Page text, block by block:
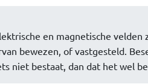
en magnetische
bewezen, of vastgesteld.
niet bestaat, dan dat het wel